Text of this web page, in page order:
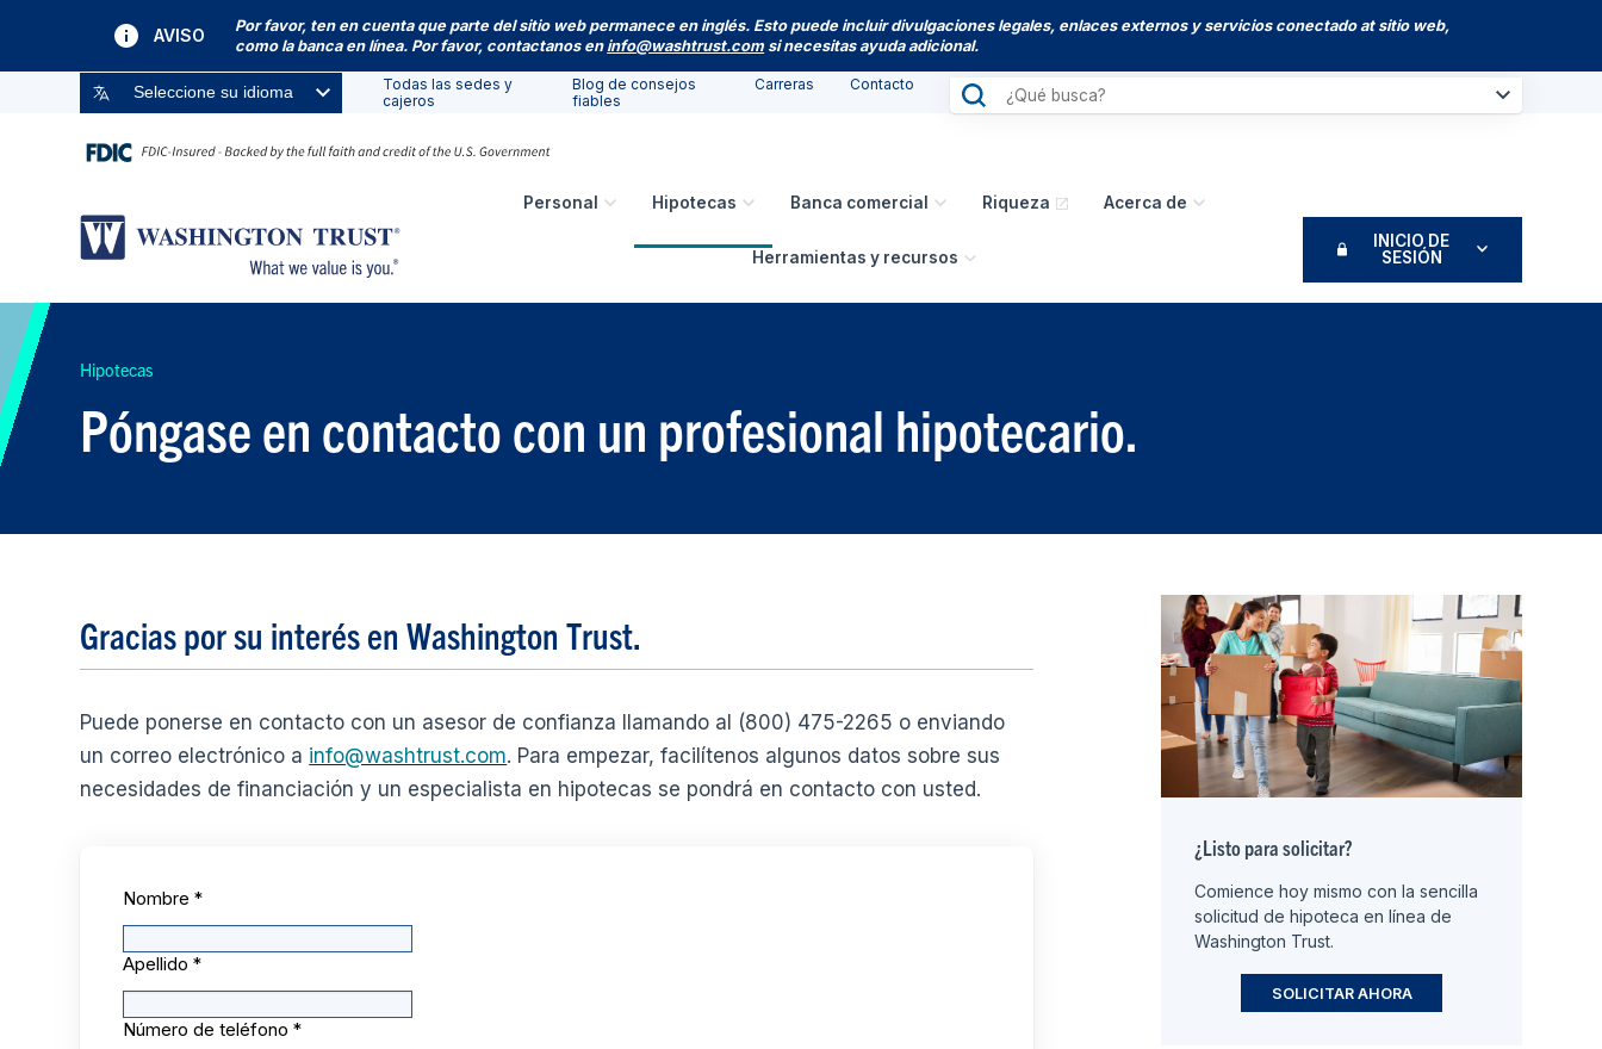
AVISO
Por favor, ten en cuenta que parte del sitio web permanece en inglés. Esto puede incluir divulgaciones legales, enlaces externos y servicios conectado at sitio web,
como la banca en línea. Por favor, contactanos en info@washtrust.com si necesitas ayuda adicional.
Seleccione su idioma
Todas las sedes y
cajeros
Blog de consejos
fiables
Carreras Contacto
Personal Hipotecas Banca comercial Riqueza Acerca de
Herramientas y recursos
INICIO DE
SESIÓN
Hipotecas
Póngase en contacto con un profesional hipotecario.
Gracias por su interés en Washington Trust.
Puede ponerse en contacto con un asesor de confianza llamando al (800) 475-2265 o enviando
un correo electrónico a info@washtrust.com. Para empezar, facilítenos algunos datos sobre sus
necesidades de financiación y un especialista en hipotecas se pondrá en contacto con usted.
Nombre*
Apellido*
Número de teléfono*
¿Listo para solicitar?
Comience hoy mismo con la sencilla
solicitud de hipoteca en línea de
Washington Trust.
SOLICITAR AHORA